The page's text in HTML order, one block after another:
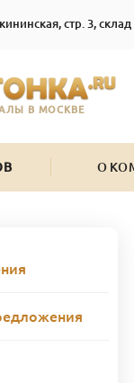
стр. 3,
В МОСКВЕ
О